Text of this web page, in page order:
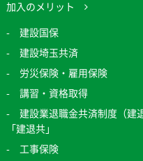
加入のメリット
建設国保
建設埼玉共済
労災保険・雇用保険
講習・資格取得
建設業退職金共済制度（
「建退共」
工事保険